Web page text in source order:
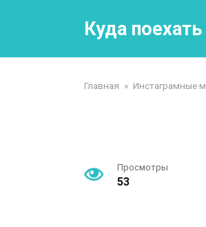
Куда
Главная » Инстаграмные
Просмотры
53